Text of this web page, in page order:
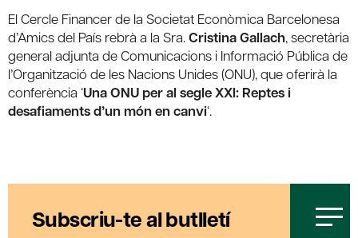
El Cercle Financer de la Societat Econòmica Barcelonesa
d’Amics del País rebrà a la Sra.Cristina Gallach, secretària
general adjunta de Comunicacions i Informació Pública de
l’Organització de les Nacions Unides (ONU), que oferirà la
conferència ‘Una ONU per al segle XXI: Reptes i
desafiaments d’un món en canvi‘.
Subscriu-te al butlletí